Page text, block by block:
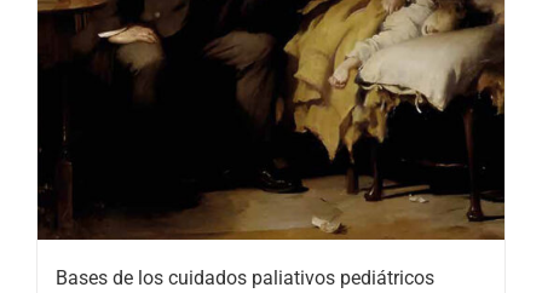
Bases de los cuidados paliativos pediátricos